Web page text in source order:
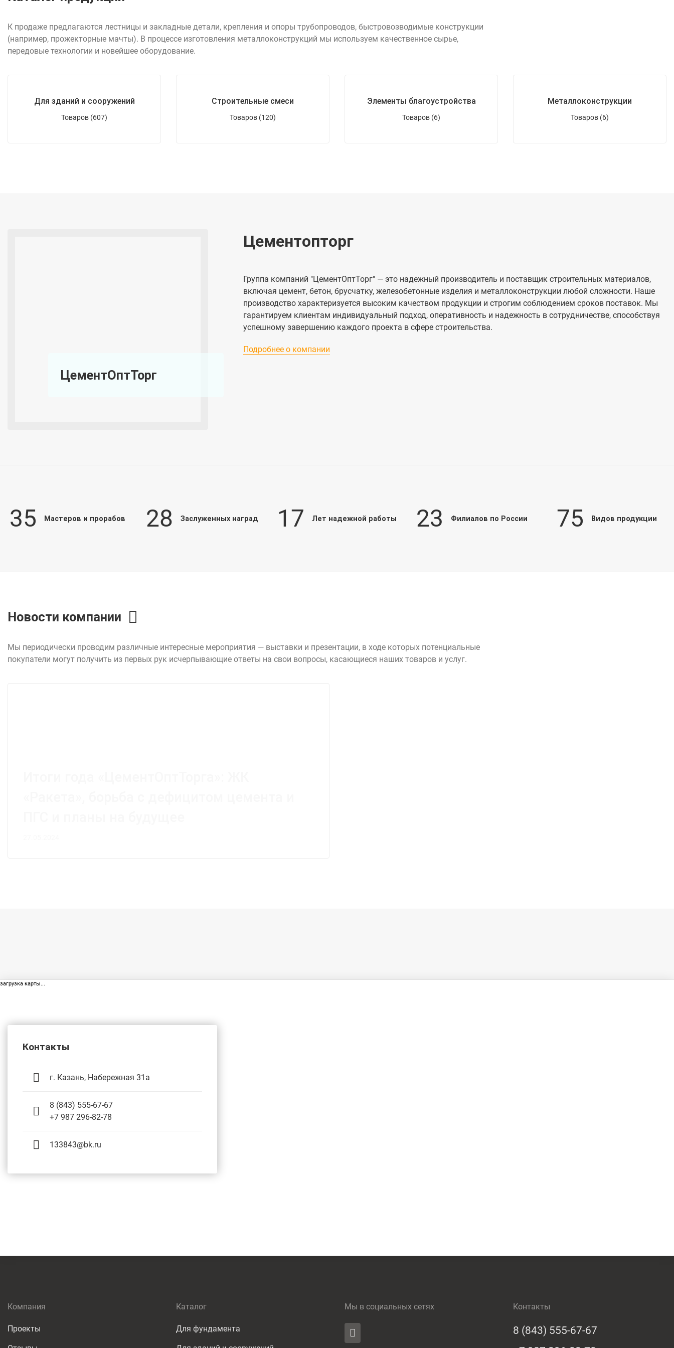
К продаже предлагаются лестницы и закладные детали, крепления и опоры трубопроводов, быстровозводимые конструкции
(например, прожекторные мачты). В процессе изготовления металлоконструкций мы используем качественное сырье,
передовые технологии и новейшее оборудование.
Для зданий и сооружений
Товаров (607)
Строительные смеси
Товаров (120)
Элементы благоустройства
Товаров (6)
Металлоконструкции
Товаров (6)
ЦементОптТорг
Цементопторг
Группа компаний "ЦементОптТорг" — это надежный производитель и поставщик строительных материалов,
включая цемент, бетон, брусчатку, железобетонные изделия и металлоконструкции любой сложности. Наше
производство характеризуется высоким качеством продукции и строгим соблюдением сроков поставок. Мы
гарантируем клиентам индивидуальный подход, оперативность и надежность в сотрудничестве, способствуя
успешному завершению каждого проекта в сфере строительства.
Подробнее о компании
35 Мастеров и прорабов 28 Заслуженных наград 17 Лет надежной работы 23 Филиалов по России 75 Видов продукции
Новости компании
Мы периодически проводим различные интересные мероприятия — выставки и презентации, в ходе которых потенциальные
покупатели могут получить из первых рук исчерпывающие ответы на свои вопросы, касающиеся наших товаров и услуг.
Контакты
г. Казань, Набережная 31а
8 (843) 555-67-67
+7 987 296-82-78
133843@bk.ru
загрузка карты...
Компания
Проекты
Каталог
Для фундамента
Мы в социальных сетях Контакты
8 (843) 555-67-67